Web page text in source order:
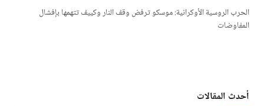
الحرب الروسية الأوكرانية: موسكو ترفض وقف النار وكييف تتهمها بإفشال
المفاوضات
أحدث المقالات